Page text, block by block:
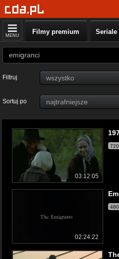
MENU Filmy premium Seriale
Filtruj
Sortuj po
03:12:05
02:24:22